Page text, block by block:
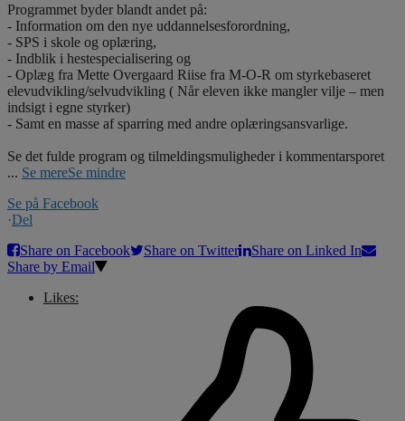
Programmet byder blandt andet på:
- Information om den nye uddannelsesforordning,
- SPS i skole og oplæring,
- Indblik i hestespecialisering og
- Oplæg fra Mette Overgaard Riise fra M-O-R om styrkebaseret
elevudvikling/selvudvikling ( Når eleven ikke mangler vilje – men
indsigt i egne styrker)
- Samt en masse af sparring med andre oplæringsansvarlige.
Se det fulde program og tilmeldingsmuligheder i kommentarsporet
... Se mereSe mindre
Se på Facebook
·Del
Share on Facebook
Share on Twitter
Share on Linked In
Share by Email
Likes: